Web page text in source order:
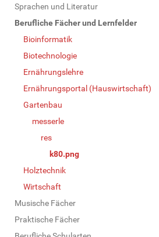
Sprachen und Literatur
Berufliche Fächer und Lernfelder
Bioinformatik
Biotechnologie
Ernährungslehre
Ernährungsportal (Hauswirtschaft)
Gartenbau
messerle
res
k80.png
Holztechnik
Wirtschaft
Musische Fächer
Praktische Fächer